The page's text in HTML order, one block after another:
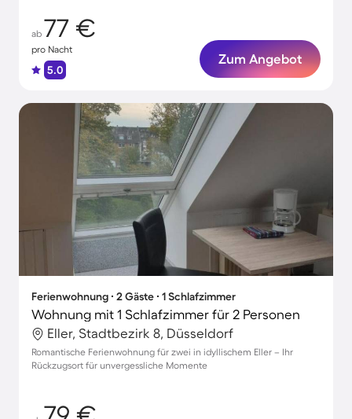
ab 77 €
pro Nacht
5.0
Zum Angebot
Ferienwohnung ∙ 2 Gäste ∙ 1 Schlafzimmer
Wohnung mit 1 Schlafzimmer für 2 Personen
Eller, Stadtbezirk 8, Düsseldorf
Romantische Ferienwohnung für zwei in idyllischem Eller – Ihr
Rückzugsort für unvergessliche Momente